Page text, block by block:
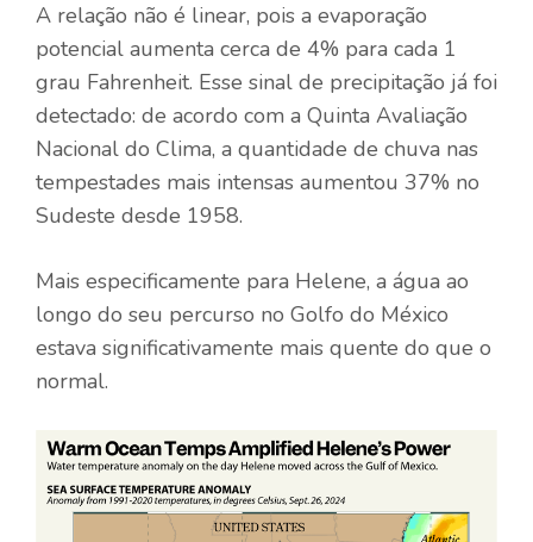
A relação não é linear, pois a evaporação
potencial aumenta cerca de 4% para cada 1
grau Fahrenheit. Esse sinal de precipitação já foi
detectado: de acordo com a Quinta Avaliação
Nacional do Clima, a quantidade de chuva nas
tempestades mais intensas aumentou 37% no
Sudeste desde 1958.
Mais especificamente para Helene, a água ao
longo do seu percurso no Golfo do México
estava significativamente mais quente do que o
normal.